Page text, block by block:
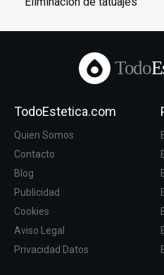
Todo
TodoEstetica.com
Quien Somos
Contacto
Blog
Publicidad
Cookies
Aviso Legal
Privacidad Datos